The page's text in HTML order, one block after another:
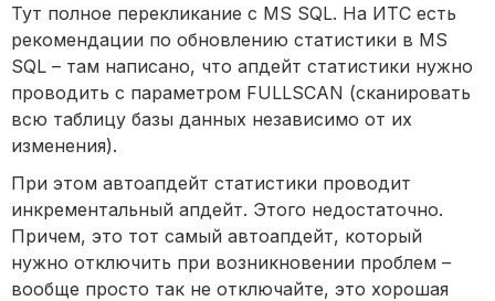
Тут полное перекликание с MS SQL. На ИТС есть
рекомендации по обновлению статистики в MS
SQL – там написано, что апдейт статистики нужно
проводить с параметром FULLSCAN (сканировать
всю таблицу базы данных независимо от их
изменения).
При этом автоапдейт статистики проводит
инкрементальный апдейт. Этого недостаточно.
Причем, это тот самый автоапдейт, который
нужно отключить при возникновении проблем –
вообще просто так не отключайте, это хорошая